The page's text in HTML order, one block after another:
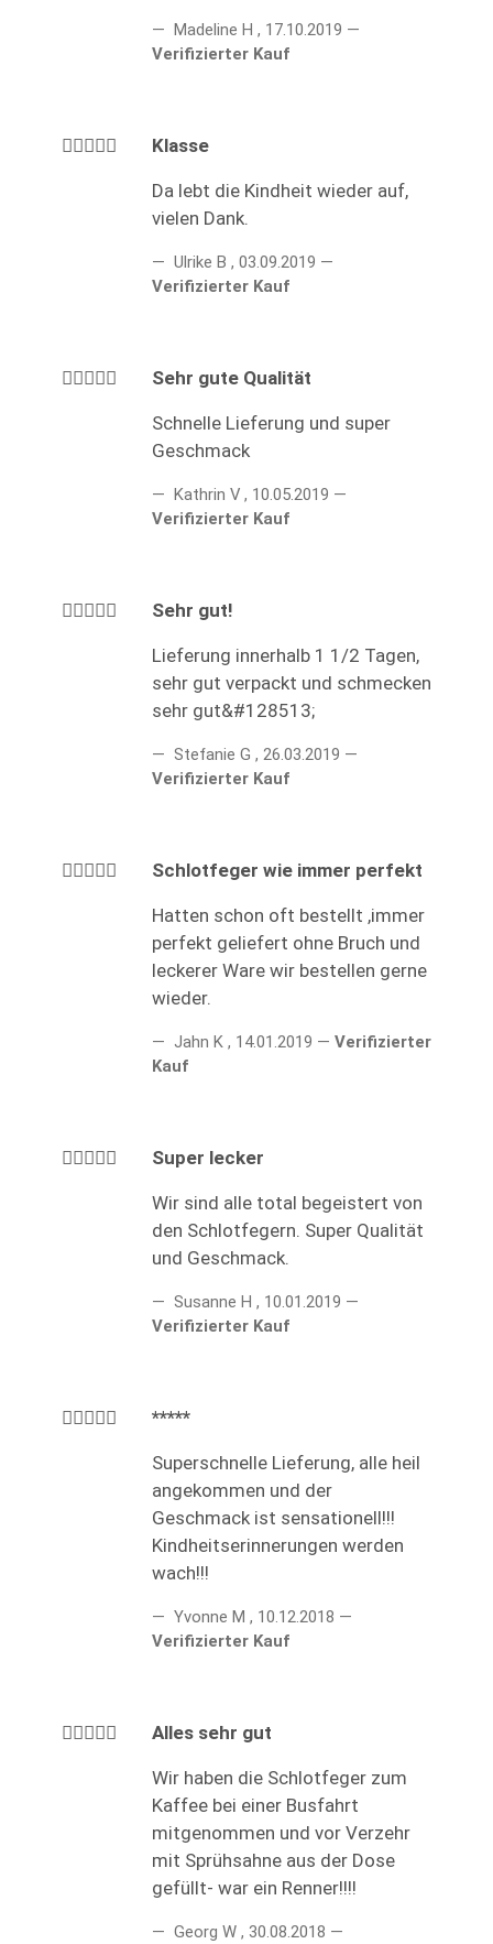
Madeline H , 17.10.2019
Verifizierter Kauf
Klasse
Da lebt die Kindheit wieder auf,
vielen Dank.
Ulrike B , 03.09.2019
Verifizierter Kauf
Sehr gute Qualität
Schnelle Lieferung und super
Geschmack
Kathrin V , 10.05.2019
Verifizierter Kauf
Sehr gut!
Lieferung innerhalb 1 1/2 Tagen,
sehr gut verpackt und schmecken
sehr gut&#128513;
Stefanie G , 26.03.2019
Verifizierter Kauf
Schlotfeger wie immer perfekt
Hatten schon oft bestellt ,immer
perfekt geliefert ohne Bruch und
leckerer Ware wir bestellen gerne
wieder.
Jahn K , 14.01.2019
Verifizierter
Kauf
Super lecker
Wir sind alle total begeistert von
den Schlotfegern. Super Qualität
und Geschmack.
Susanne H , 10.01.2019
Verifizierter Kauf
*****
Superschnelle Lieferung, alle heil
angekommen und der
Geschmack ist sensationell!!!
Kindheitserinnerungen werden
wach!!!
Yvonne M , 10.12.2018
Verifizierter Kauf
Alles sehr gut
Wir haben die Schlotfeger zum
Kaffee bei einer Busfahrt
mitgenommen und vor Verzehr
mit Sprühsahne aus der Dose
gefüllt- war ein Renner!!!!
Georg W , 30.08.2018